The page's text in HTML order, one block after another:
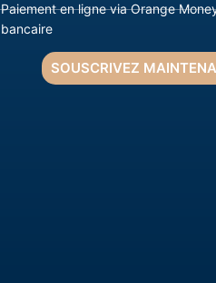
Paiement en ligne via Orange
bancaire
SOUSCRIVEZ